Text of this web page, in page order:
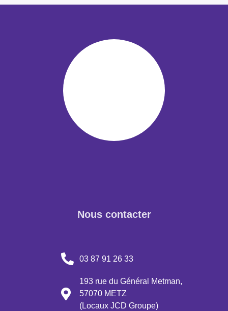
Nous contacter
03 87 91 26 33
193 rue du Général Metman,
57070 METZ
(Locaux JCD Groupe)